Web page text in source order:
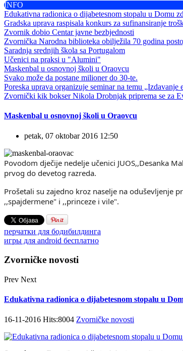
INFO
Edukativna radionica o dijabetesnom stopalu u Domu
Gradska uprava raspisala konkurs za sufinansiranje
Zvornik dobio Centar javne bezbjednosti
Zvornička Narodna biblioteka obilježila 70 godina
Saradnja srednjih škola sa Portugalom
Učenici na praksi u "Alumini"
Maskenbal u osnovnoj školi u Oraovcu
Svako može da postane milioner do 30-te.
Poreska uprava organizuje seminar na temu „Izdavanje
Zvornički kik bokser Nikola Drobnjak priprema se za
Maskenbal u osnovnoj školi u Oraovcu
petak, 07 oktobar 2016 12:50
Povodom dječije nedelje učenici JUOS,,Desanka
prvog do devetog razreda.
Prošetali su zajedno kroz naselje na oduševljenje
,,spajdermene" i ,,princeze i vile".
перчатки для бодибилдинга
игры для android бесплатно
Zvorničke novosti
Prev Next
Edukativna radionica o dijabetesnom stopalu u
16-11-2016 Hits:8004 Zvorničke novosti